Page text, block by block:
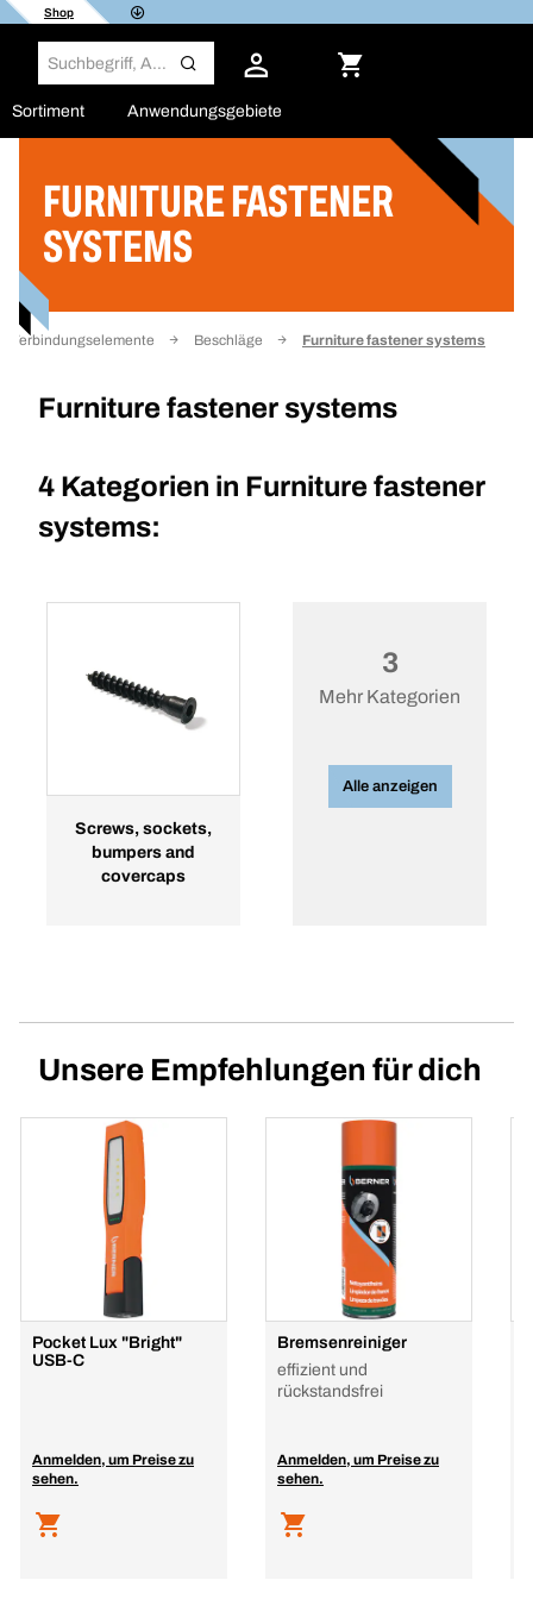
Shop
Sortiment Anwendungsgebiete
FURNITURE FASTENER
SYSTEMS
Verbindungselemente Beschläge Furniture fastener systems
Furniture fastener systems
4 Kategorien in Furniture fastener
systems:
Screws, sockets,
bumpers and
covercaps
3
Mehr Kategorien
Alle anzeigen
Filter
Unsere Empfehlungen für dich
Pocket Lux "Bright"
USB-C
Anmelden, um Preise zu
sehen.
Bremsenreiniger
effizient und
rückstandsfrei
Anmelden, um Preise zu
sehen.